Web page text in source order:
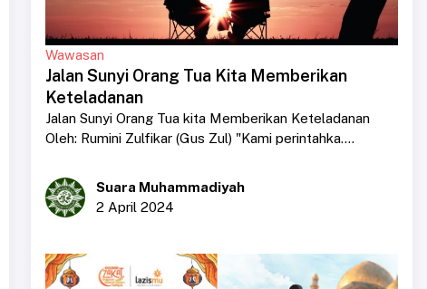
Wawasan
Jalan Sunyi Orang Tua Kita Memberikan
Keteladanan
Jalan Sunyi Orang Tua kita Memberikan Keteladanan
Oleh: Rumini Zulfikar (Gus Zul) "Kami perintahka....
Suara Muhammadiyah
2 April 2024